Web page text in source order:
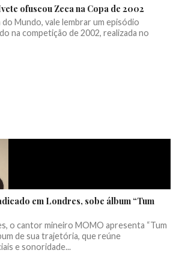
ofuscou Zeca na Copa de 2002
Mundo, vale lembrar um episódio
na competição de 2002, realizada no
em Londres, sobe álbum “Tum
o cantor mineiro MOMO apresenta “Tum
de sua trajetória, que reúne
e sonoridade...